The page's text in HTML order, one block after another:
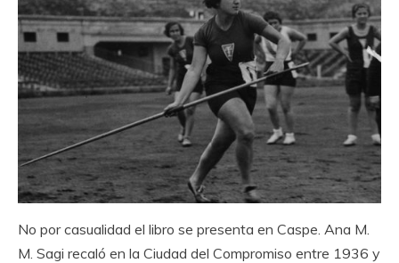
No por casualidad el libro se presenta en Caspe. Ana M.
M. Sagi recaló en la Ciudad del Compromiso entre 1936 y